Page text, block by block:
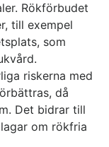
Rökförbudet
till exempel
som
riskerna med
då
Det bidrar till
om rökfria